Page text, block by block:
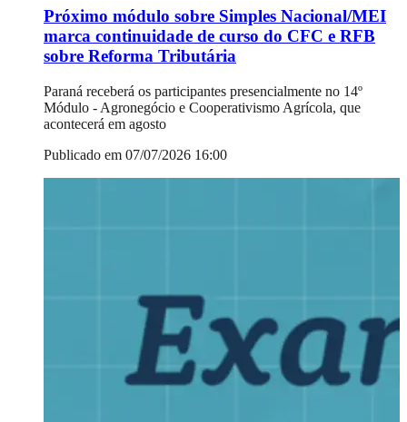
Próximo módulo sobre Simples Nacional/MEI
marca continuidade de curso do CFC e RFB
sobre Reforma Tributária
Paraná receberá os participantes presencialmente no 14º
Módulo - Agronegócio e Cooperativismo Agrícola, que
acontecerá em agosto
Publicado em 07/07/2026 16:00